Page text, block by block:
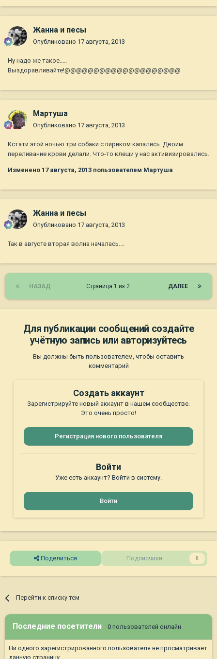
Жанна и песы
Опубликовано 17 августа, 2013
Ну надо же такое.....
Выздоравливайте!@@@@@@@@@@@@@@@@@@@@
Мартуша
Опубликовано 17 августа, 2013
Кстати этой ночью три собаки с пириком капались. Двоим
переливание крови делали. Что-то клещи у нас активизировались.
Изменено 17 августа, 2013 пользователем Мартуша
Жанна и песы
Опубликовано 17 августа, 2013
Так в августе вторая волна началась....
НАЗАД ДАЛЕЕ
Страница 1 из 2
Для публикации сообщений создайте
учётную запись или авторизуйтесь
Вы должны быть пользователем, чтобы оставить
комментарий
Создать аккаунт
Зарегистрируйте новый аккаунт в нашем сообществе.
Это очень просто!
Регистрация нового пользователя
Войти
Уже есть аккаунт? Войти в систему.
Войти
Поделиться Подписчики 0
Перейти к списку тем
Последние посетители 0 пользователей онлайн
Ни одного зарегистрированного пользователя не просматривает
данную страницу